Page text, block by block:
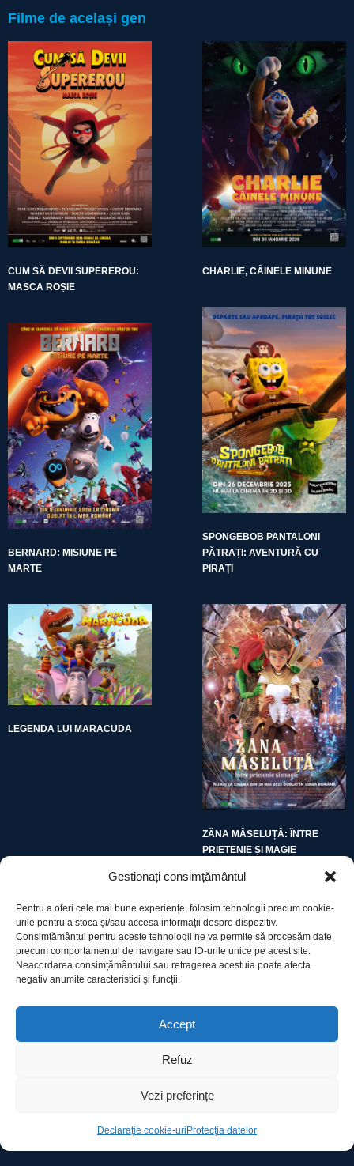
Gestionați consimțământul
Pentru a oferi cele mai bune experiențe, folosim tehnologii precum cookie-
urile pentru a stoca și/sau accesa informații despre dispozitiv.
Consimțământul pentru aceste tehnologii ne va permite să procesăm date
precum comportamentul de navigare sau ID-urile unice pe acest site.
Neacordarea consimțământului sau retragerea acestuia poate afecta
negativ anumite caracteristici și funcții.
Accept
Refuz
Vezi preferințe
Declarație cookie-uri Protecția datelor
Filme de același gen
CUM SĂ DEVII SUPEREROU:
MASCA ROȘIE
CHARLIE, CÂINELE MINUNE
BERNARD: MISIUNE PE
MARTE
SPONGEBOB PANTALONI
PĂTRAȚI: AVENTURĂ CU
PIRAȚI
LEGENDA LUI MARACUDA
ZÂNA MĂSELUȚĂ: ÎNTRE
PRIETENIE ȘI MAGIE
Utile
Declarație cookie-uri
Contact
Ro Image SRL
Strada Mihai Eminescu, nr. 142, et.7, ap. 23,